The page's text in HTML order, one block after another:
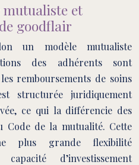
mutualiste et
goodflair
un modèle mutualiste
des adhérents sont
remboursements de soins
structurée juridiquement
ce qui la différencie des
Code de la mutualité. Cette
plus grande flexibilité
d’investissement